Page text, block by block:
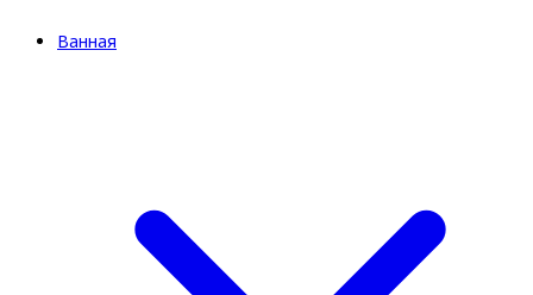
Ванная